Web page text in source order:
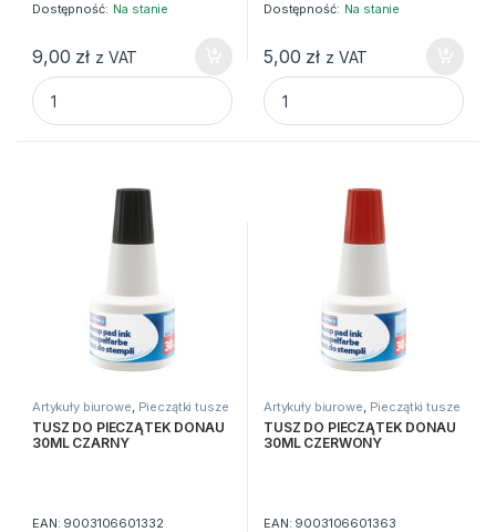
Dostępność: Na stanie
9,00 zł z VAT
DATOWNIK SAMOTUSZUJĄCY RRRR-MM-DD, CZARNY
Dostępność: Na stanie
5,00 zł z VAT
PODUSZKA DO STEMPLI
Artykuły biurowe, Pieczątki tusze
datowniki
TUSZ DO PIECZĄTEK DONAU
30ML CZARNY
EAN: 9003106601332
Artykuły biurowe, Pieczątki tusze
datowniki
TUSZ DO PIECZĄTEK DONAU
30ML CZERWONY
EAN: 9003106601363